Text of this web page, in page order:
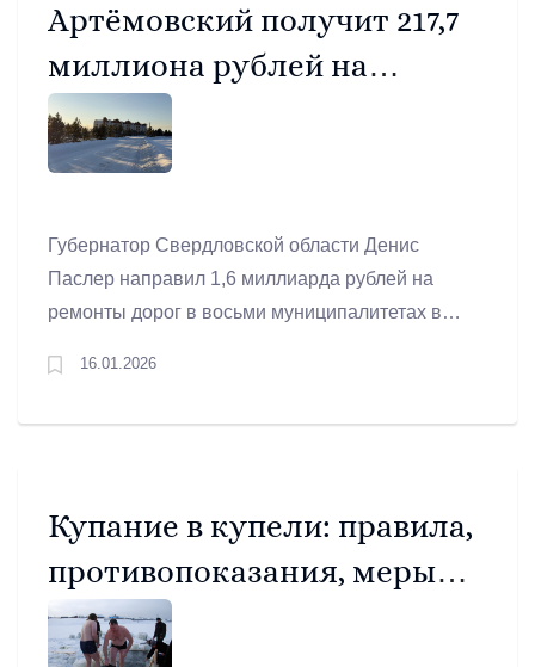
Артёмовский получит 217,7
миллиона рублей на
реконструкцию улицы
Мира
Губернатор Свердловской области Денис
Паслер направил 1,6 миллиарда рублей на
ремонты дорог в восьми муниципалитетах в
распределении межбюджетных трансфертов
16.01.2026
Купание в купели: правила,
противопоказания, меры
безопасности